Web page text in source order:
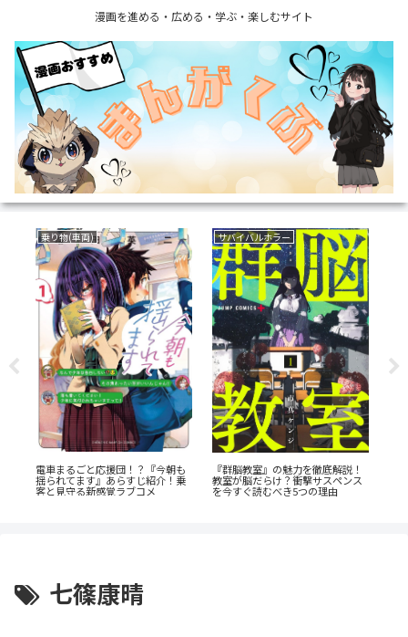
漫画を進める・広める・学ぶ・楽しむサイト
乗り物(車両)
電車まるごと応援団！？『今朝も
揺られてます』あらすじ紹介！乗
客と見守る新感覚ラブコメ
サバイバルホラー
『群脳教室』の魅力を徹底解説！
教室が脳だらけ？衝撃サスペンス
を今すぐ読むべき5つの理由
七篠康晴